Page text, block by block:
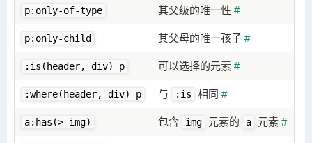
p:only-of-type 其父级的唯一性#
p:only-child 其父母的唯一孩子#
:is(header, div) p 可以选择的元素#
:where(header, div) p 与 :is 相同#
a:has(> img) 包含 img 元素的 a 元素#